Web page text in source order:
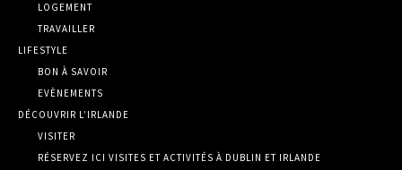
LOGEMENT
TRAVAILLER
LIFESTYLE
BON À SAVOIR
EVÈNEMENTS
DÉCOUVRIR L’IRLANDE
VISITER
RÉSERVEZ ICI VISITES ET ACTIVITÉS À DUBLIN ET IRLANDE